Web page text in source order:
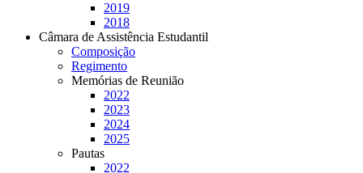
2019
2018
Câmara de Assistência Estudantil
Composição
Regimento
Memórias de Reunião
2022
2023
2024
2025
Pautas
2022